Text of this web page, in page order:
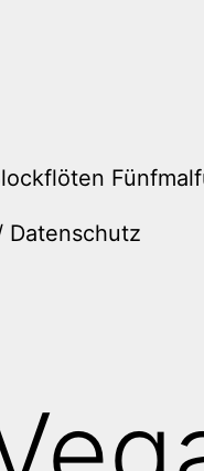
Datenschutz